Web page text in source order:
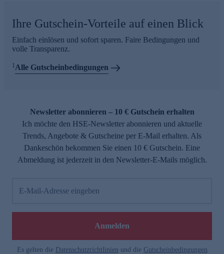
Ihre Gutschein-Vorteile auf einen Blick
Einfach einlösen und sofort sparen. Faire Bedingungen und
volle Transparenz.
1Alle Gutscheinbedingungen
Newsletter abonnieren – 10 € Gutschein erhalten
Ich möchte den HSE-Newsletter abonnieren und aktuelle
Trends, Angebote & Gutscheine per E-Mail erhalten. Als
Dankeschön bekommen Sie einen 10 € Gutschein. Eine
Abmeldung ist jederzeit in den Newsletter-E-Mails möglich.
E-Mail-Adresse eingeben
Anmelden
Es gelten die Datenschutzrichtlinien und die Gutscheinbedingungen